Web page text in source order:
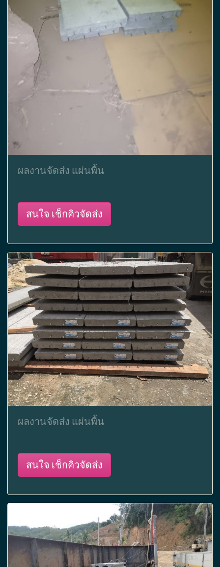
ผลงานจัดส่ง แผ่นพื้น
สนใจ เช็กคิวจัดส่ง
ผลงานจัดส่ง แผ่นพื้น
สนใจ เช็กคิวจัดส่ง